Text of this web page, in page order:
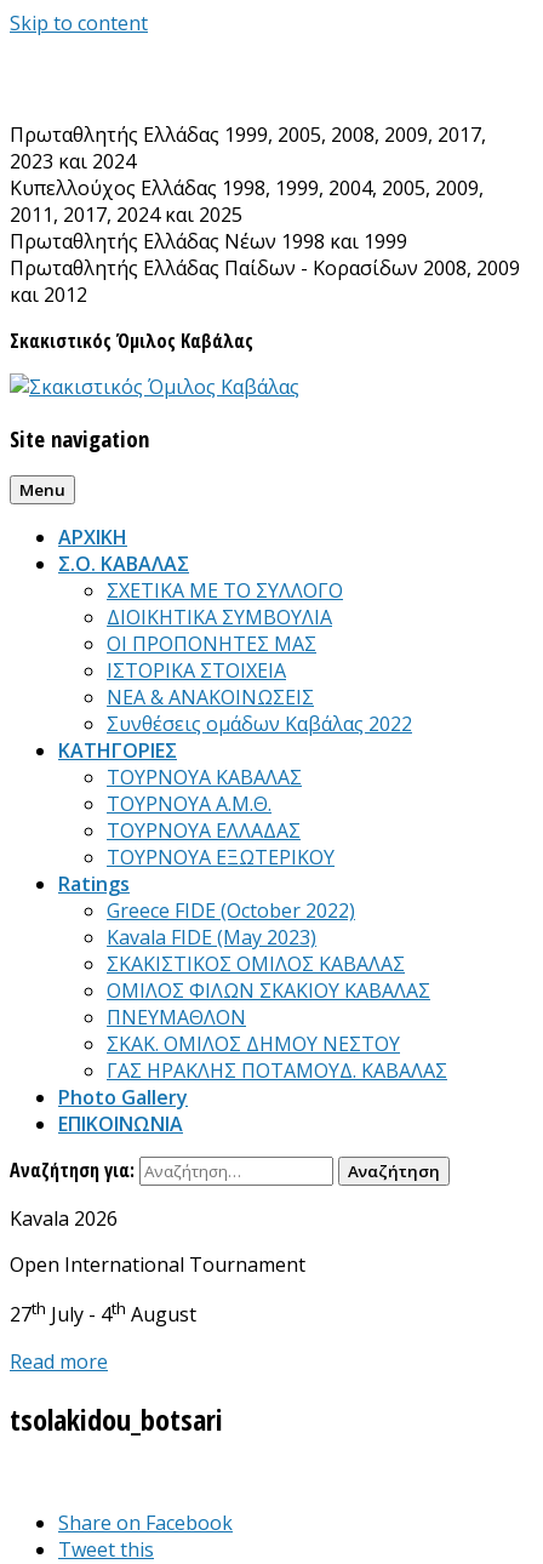
Skip to content
Πρωταθλητής Ελλάδας 1999, 2005, 2008, 2009, 2017,
2023 και 2024
Κυπελλούχος Ελλάδας 1998, 1999, 2004, 2005, 2009,
2011, 2017, 2024 και 2025
Πρωταθλητής Ελλάδας Νέων 1998 και 1999
Πρωταθλητής Ελλάδας Παίδων - Κορασίδων 2008, 2009
και 2012
Σκακιστικός Όμιλος Καβάλας
Site navigation
Menu
ΑΡΧΙΚΗ
Σ.Ο. ΚΑΒΑΛΑΣ
ΣΧΕΤΙΚΑ ΜΕ ΤΟ ΣΥΛΛΟΓΟ
ΔΙΟΙΚΗΤΙΚΑ ΣΥΜΒΟΥΛΙΑ
ΟΙ ΠΡΟΠΟΝΗΤΕΣ ΜΑΣ
ΙΣΤΟΡΙΚΑ ΣΤΟΙΧΕΙΑ
ΝΕΑ & ΑΝΑΚΟΙΝΩΣΕΙΣ
Συνθέσεις ομάδων Καβάλας 2022
ΚΑΤΗΓΟΡΙΕΣ
ΤΟΥΡΝΟΥΑ ΚΑΒΑΛΑΣ
ΤΟΥΡΝΟΥΑ Α.Μ.Θ.
ΤΟΥΡΝΟΥΑ ΕΛΛΑΔΑΣ
ΤΟΥΡΝΟΥΑ ΕΞΩΤΕΡΙΚΟΥ
Ratings
Greece FIDE (October 2022)
Kavala FIDE (May 2023)
ΣΚΑΚΙΣΤΙΚΟΣ ΟΜΙΛΟΣ ΚΑΒΑΛΑΣ
ΟΜΙΛΟΣ ΦΙΛΩΝ ΣΚΑΚΙΟΥ ΚΑΒΑΛΑΣ
ΠΝΕΥΜΑΘΛΟΝ
ΣΚΑΚ. ΟΜΙΛΟΣ ΔΗΜΟΥ ΝΕΣΤΟΥ
ΓΑΣ ΗΡΑΚΛΗΣ ΠΟΤΑΜΟΥΔ. ΚΑΒΑΛΑΣ
Photo Gallery
ΕΠΙΚΟΙΝΩΝΙΑ
Αναζήτηση για:
Kavala 2026
Open International Tournament
27th July - 4th August
Read more
tsolakidou_botsari
Share on Facebook
Tweet this